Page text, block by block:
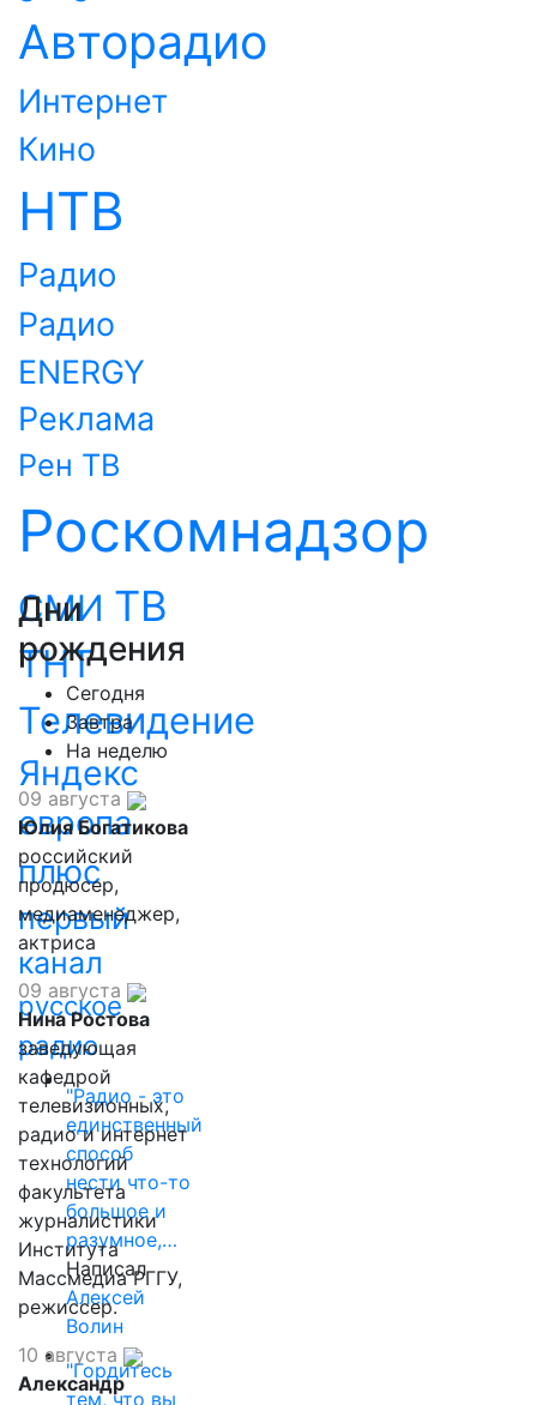
Авторадио
Интернет
Кино
НТВ
Радио
Радио
ENERGY
Реклама
Рен ТВ
Роскомнадзор
СМИ ТВ
ТНТ
Телевидение
Яндекс
европа
плюс
первый
канал
русское
радио
"Радио - это
единственный
способ
нести что-то
большое и
разумное,…
Написал
Алексей
Волин
"Гордитесь
тем, что вы
Дни
рождения
Сегодня
Завтра
На неделю
09 августа
Юлия Богатикова
российский
продюсер,
медиаменеджер,
актриса
09 августа
Нина Ростова
заведующая
кафедрой
телевизионных,
радио и интернет
технологий
факультета
журналистики
Института
Массмедиа РГГУ,
режиссер.
10 августа
Александр